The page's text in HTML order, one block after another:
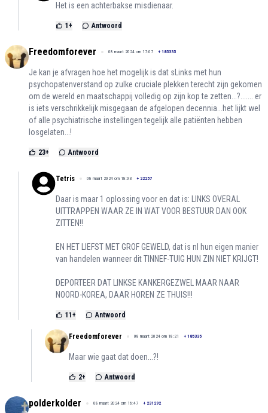
Het is een achterbakse misdienaar.
1 + Antwoord
Freedomforever 08 maart 2024 om 17:07 + 185335
Je kan je afvragen hoe het mogelijk is dat sLinks met hun
psychopatenverstand op zulke cruciale plekken terecht zijn gekomen
om de wereld en maatschappij volledig op zijn kop te zetten...?....... er
is iets verschrikkelijk misgegaan de afgelopen decennia...het lijkt wel
of alle psychiatrische instellingen tegelijk alle patiënten hebben
losgelaten...!
23+ Antwoord
Tetris 08 maart 2024 om 18:03 + 22257
Daar is maar 1 oplossing voor en dat is: LINKS OVERAL
UITTRAPPEN WAAR ZE IN WAT VOOR BESTUUR DAN OOK
ZITTEN!!
EN HET LIEFST MET GROF GEWELD, dat is nl hun eigen manier
van handelen wanneer dit TINNEF-TUIG HUN ZIN NIET KRIJGT!
DEPORTEER DAT LINKSE KANKERGEZWEL MAAR NAAR
NOORD-KOREA, DAAR HOREN ZE THUIS!!!
11 + Antwoord
Freedomforever 08 maart 2024 om 18:21 + 185335
Maar wie gaat dat doen...?!
2+ Antwoord
polderkolder 08 maart 2024 om 16:47 + 231292